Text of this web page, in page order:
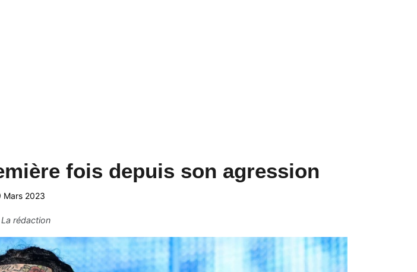
fois depuis son agression
Mars 2023
La rédaction